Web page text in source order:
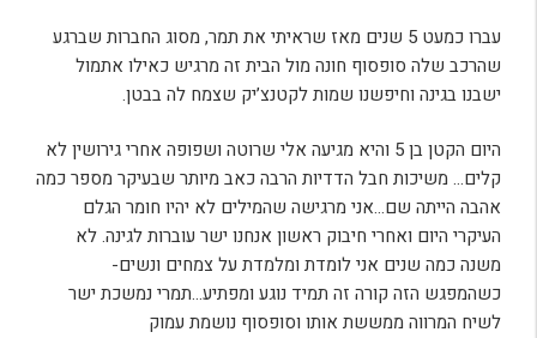
עברו כמעט 5 שנים מאז שראיתי את תמר, מסוג החברות שברגע
שהרכב שלה סופסוף חונה מול הבית זה מרגיש כאילו אתמול
ישבנו בגינה וחיפשנו שמות לקטנצ’יק שצמח לה בבטן.
היום הקטן בן 5 והיא מגיעה אלי שרוטה ושפופה אחרי גירושין לא
קלים… משיכות חבל הדדיות הרבה כאב מיותר שבעיקר מספר כמה
אהבה הייתה שם…אני מרגישה שהמילים לא יהיו חומר הגלם
העיקרי היום ואחרי חיבוק ראשון אנחנו ישר עוברות לגינה. לא
משנה כמה שנים אני לומדת ומלמדת על צמחים ונשים-
כשהמפגש הזה קורה זה תמיד נוגע ומפתיע…תמרי נמשכת ישר
לשיח המרווה ממששת אותו וסופסוף נושמת עמוק